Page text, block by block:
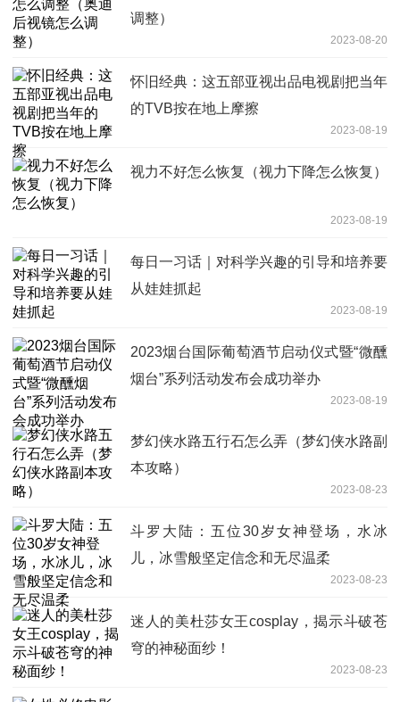
调整）
2023-08-20
怀旧经典：这五部亚视出品电视剧把当年
的TVB按在地上摩擦
2023-08-19
视力不好怎么恢复（视力下降怎么恢复）
2023-08-19
每日一习话｜对科学兴趣的引导和培养要
从娃娃抓起
2023-08-19
2023烟台国际葡萄酒节启动仪式暨“微醺
烟台”系列活动发布会成功举办
2023-08-19
梦幻侠水路五行石怎么弄（梦幻侠水路副
本攻略）
2023-08-23
斗罗大陆：五位30岁女神登场，水冰
儿，冰雪般坚定信念和无尽温柔
2023-08-23
迷人的美杜莎女王cosplay，揭示斗破苍
穹的神秘面纱！
2023-08-23